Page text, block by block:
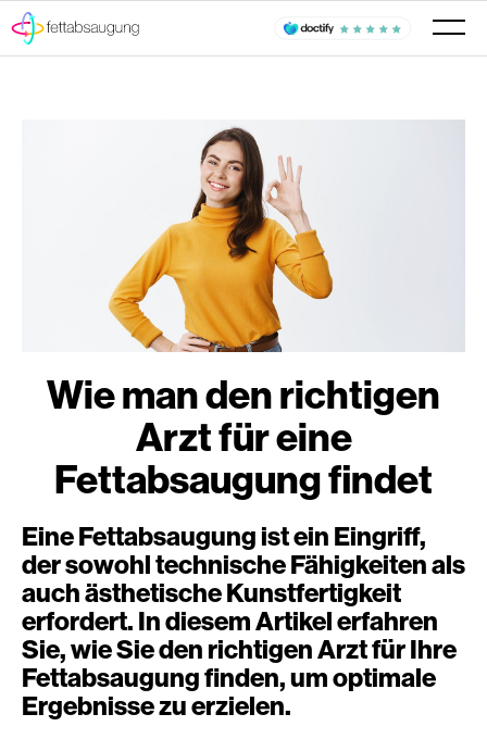
Wie man den richtigen
Arzt für eine
Fettabsaugung findet
Eine Fettabsaugung ist ein Eingriff,
der sowohl technische Fähigkeiten als
auch ästhetische Kunstfertigkeit
erfordert. In diesem Artikel erfahren
Sie, wie Sie den richtigen Arzt für Ihre
Fettabsaugung finden, um optimale
Ergebnisse zu erzielen.